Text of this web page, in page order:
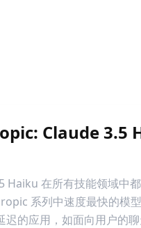
Claude 3.5
Haiku 在所有技能领域中
系列中速度最快的模
迟的应用，如面向用户的